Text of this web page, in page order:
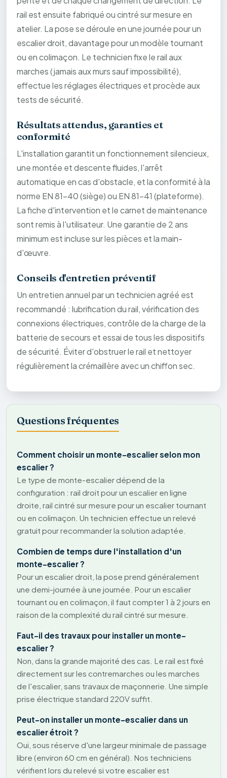
rail est ensuite fabriqué ou cintré sur mesure en
atelier. La pose se déroule en une journée pour un
escalier droit, davantage pour un modèle tournant
ou en colimaçon. Le technicien fixe le rail aux
marches (jamais aux murs sauf impossibilité),
effectue les réglages électriques et procède aux
tests de sécurité.
Résultats attendus, garanties et
conformité
L'installation garantit un fonctionnement silencieux,
une montée et descente fluides, l'arrêt
automatique en cas d'obstacle, et la conformité à la
norme EN 81-40 (siège) ou EN 81-41 (plateforme).
La fiche d'intervention et le carnet de maintenance
sont remis à l'utilisateur. Une garantie de 2 ans
minimum est incluse sur les pièces et la main-
d'œuvre.
Conseils d'entretien préventif
Un entretien annuel par un technicien agréé est
recommandé : lubrification du rail, vérification des
connexions électriques, contrôle de la charge de la
batterie de secours et essai de tous les dispositifs
de sécurité. Éviter d'obstruer le rail et nettoyer
régulièrement la crémaillère avec un chiffon sec.
Questions fréquentes
Comment choisir un monte-escalier selon mon
escalier ?
Le type de monte-escalier dépend de la
configuration : rail droit pour un escalier en ligne
droite, rail cintré sur mesure pour un escalier tournant
ou en colimaçon. Un technicien effectue un relevé
gratuit pour recommander la solution adaptée.
Combien de temps dure l'installation d'un
monte-escalier ?
Pour un escalier droit, la pose prend généralement
une demi-journée à une journée. Pour un escalier
tournant ou en colimaçon, il faut compter 1 à 2 jours en
raison de la complexité du rail cintré sur mesure.
Faut-il des travaux pour installer un monte-
escalier ?
Non, dans la grande majorité des cas. Le rail est fixé
directement sur les contremarches ou les marches
de l'escalier, sans travaux de maçonnerie. Une simple
prise électrique standard 220V suffit.
Peut-on installer un monte-escalier dans un
escalier étroit ?
Oui, sous réserve d'une largeur minimale de passage
libre (environ 60 cm en général). Nos techniciens
vérifient lors du relevé si votre escalier est